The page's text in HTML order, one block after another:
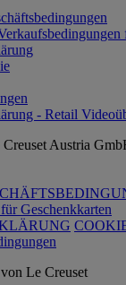
- Retail
Austria
Geschenkkarten
Le Creuset